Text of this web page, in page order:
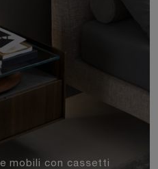
mobili con cassetti